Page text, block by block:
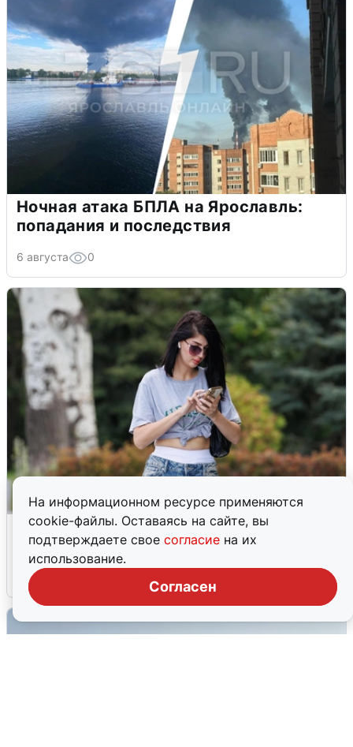
На информационном ресурсе применяются
cookie-файлы. Оставаясь на сайте, вы
подтверждаете свое согласие на их
использование.
Согласен
Ночная атака БПЛА на Ярославль:
попадания и последствия
6 августа 0
Волгоградцы остались без
мобильного интернета
6 августа